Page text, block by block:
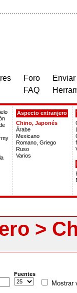
Foro
FAQ
Aspecto extranjero
Chino, Japonés
Árabe
Mexicano
Romano, Griego
Ruso
Varios
>
Fuentes
Mostrar